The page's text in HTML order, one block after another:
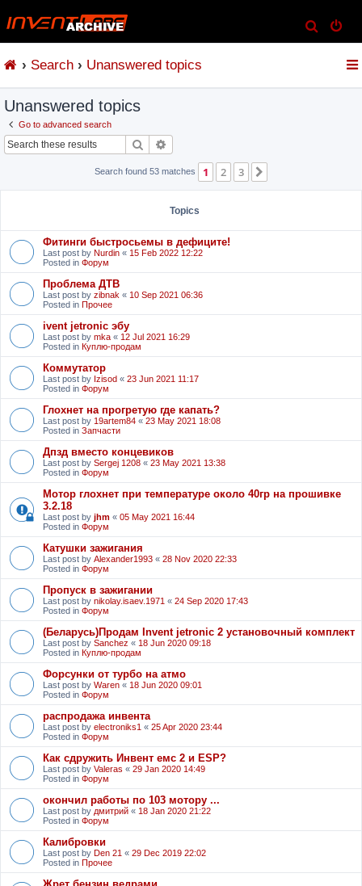
e
Search Unanswered topics
Unanswered topics
Go to advanced search
Search
Search found 53 matches 1 2 3
Topics
Фитинги быстросьемы в дефиците!
Last post by Nurdin « 15 Feb 2022 12:22
Posted in Форум
Проблема ДТВ
Last post by zibnak « 10 Sep 2021 06:36
Posted in Прочее
ivent jetronic эбу
Last post by mka « 12 Jul 2021 16:29
Posted in Куплю-продам
Коммутатор
Last post by Izisod « 23 Jun 2021 11:17
Posted in Форум
Глохнет на прогретую где капать?
Last post by 19artem84 « 23 May 2021 18:08
Posted in Запчасти
Дпзд вместо концевиков
Last post by Sergej 1208 « 23 May 2021 13:38
Posted in Форум
Мотор глохнет при температуре около 40гр на прошивке
3.2.18
Last post by jhm « 05 May 2021 16:44
Posted in Форум
Катушки зажигания
Last post by Alexander1993 « 28 Nov 2020 22:33
Posted in Форум
Пропуск в зажигании
Last post by nikolay.isaev.1971 « 24 Sep 2020 17:43
Posted in Форум
(Беларусь)Продам Invent jetronic 2 установочный комплект
Last post by Sanchez « 18 Jun 2020 09:18
Posted in Куплю-продам
Форсунки от турбо на атмо
Last post by Waren « 18 Jun 2020 09:01
Posted in Форум
распродажа инвента
Last post by electroniks1 « 25 Apr 2020 23:44
Posted in Форум
Как сдружить Инвент емс 2 и ESP?
Last post by Valeras « 29 Jan 2020 14:49
Posted in Форум
окончил работы по 103 мотору ...
Last post by дмитрий « 18 Jan 2020 21:22
Posted in Форум
Калибровки
Last post by Den 21 « 29 Dec 2019 22:02
Posted in Прочее
Жрет бензин ведрами